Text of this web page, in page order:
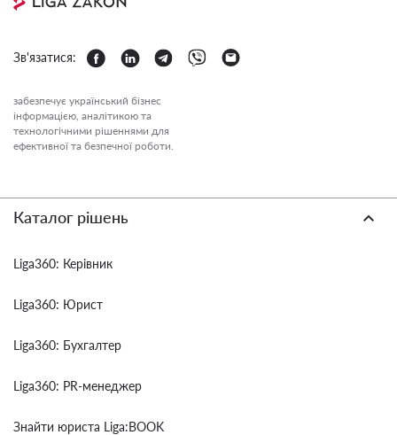
Зв'язатися:
забезпечує український бізнес
інформацією, аналітикою та
технологічними рішеннями для
ефективної та безпечної роботи.
Каталог рішень
Liga360: Керівник
Liga360: Юрист
Liga360: Бухгалтер
Liga360: PR-менеджер
Знайти юриста Liga:BOOK